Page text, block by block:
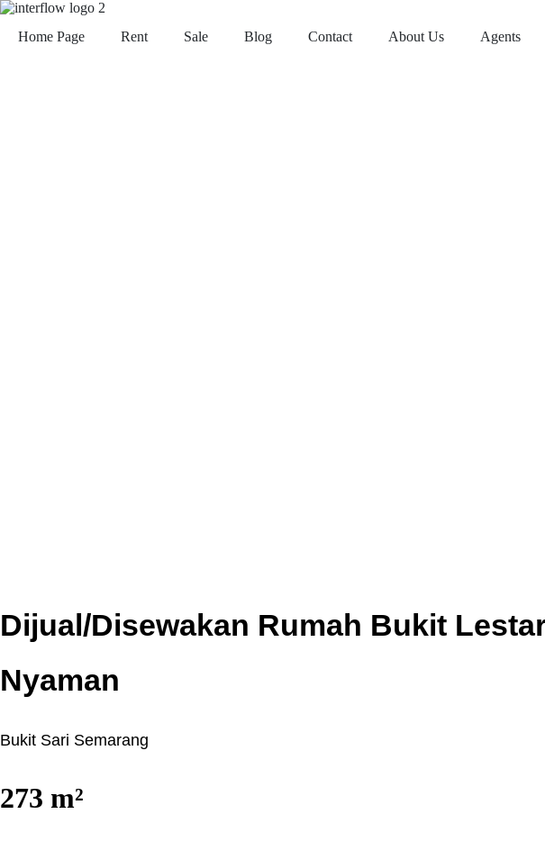
Home Page Rent Sale Blog Contact About Us Agents
Dijual/Disewakan Rumah Bukit
Nyaman
Bukit Sari Semarang
273 m²